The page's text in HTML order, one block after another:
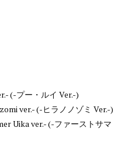
(-プー・ルイ Ver.-)
ver.- (-ヒラノノゾミ Ver.-)
Uika ver.- (-ファーストサマ